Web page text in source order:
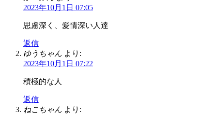
2023年10月1日 07:05
思慮深く、愛情深い人達
返信
ゆうちゃん より:
2023年10月1日 07:22
積極的な人
返信
ねこちゃん より: